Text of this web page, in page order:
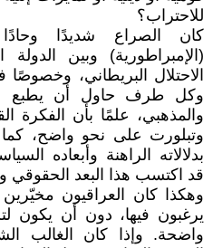
للاحتراب؟
كان الصراع شديدًا وحادًا
(الإمبراطورية) وبين
الاحتلال البريطاني،
وكل طرف حاول أن يطبع
والمذهبي، علمًا بأن
وتبلورت على نحو واضح،
بدلالاته الراهنة وأبعاده
قد اكتسب هذا البعد الحقوقي
وهكذا كان العراقيون
يرغبون فيها، دون أن يكون
واضحة. وإذا كان الغالب